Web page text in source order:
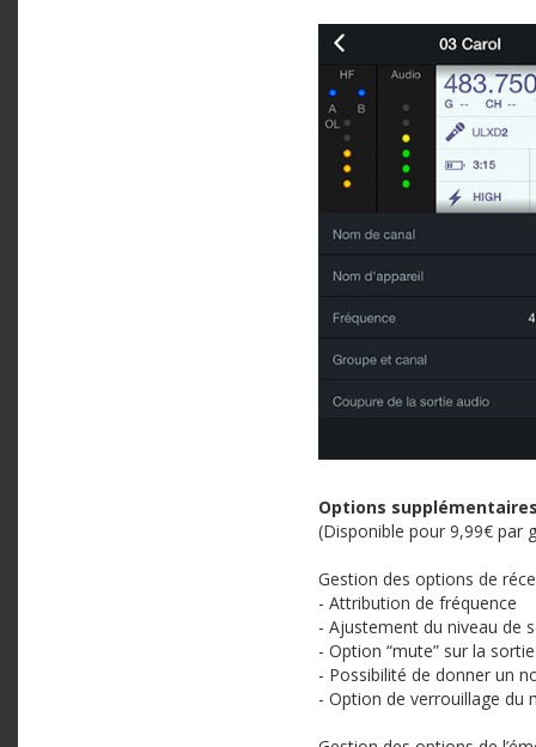
Options
(Disponible pour 9,99€ par
Gestion des options de
- Attribution de fréquence
- Ajustement du niveau de
- Option “mute” sur la
- Possibilité de donner un
- Option de verrouillage du